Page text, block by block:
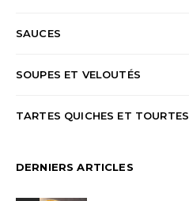
SAUCES
SOUPES ET VELOUTÉS
TARTES QUICHES ET TOURTES
DERNIERS ARTICLES